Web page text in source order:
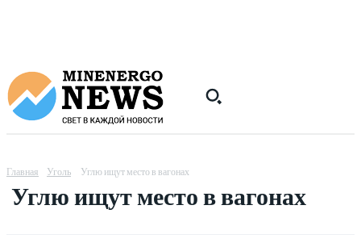
Главная Уголь Углю ищут место в вагонах
Углю ищут место в вагонах